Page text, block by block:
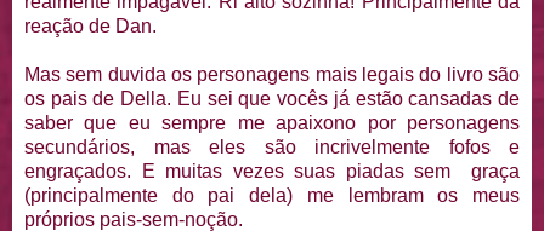
reação de Dan.
Mas sem duvida os personagens mais legais do livro são
os pais de Della. Eu sei que vocês já estão cansadas de
saber que eu sempre me apaixono por personagens
secundários, mas eles são incrivelmente fofos e
engraçados. E muitas vezes suas piadas sem graça
(principalmente do pai dela) me lembram os meus
próprios pais-sem-noção.